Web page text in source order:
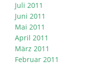
Juli 2011
Juni 2011
Mai 2011
April 2011
März 2011
Februar 2011